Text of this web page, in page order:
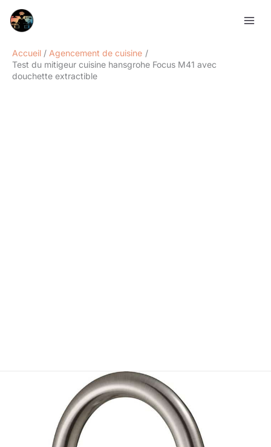
Accueil
Agencement de cuisine
Test du mitigeur cuisine hansgrohe Focus M41 avec
douchette extractible
Rechercher